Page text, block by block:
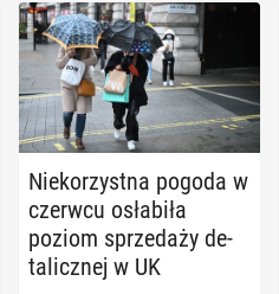
Nie­ko­rzyst­na pogoda w
czerwcu osła­bi­ła
poziom sprze­da­ży de­
ta­licz­nej w UK